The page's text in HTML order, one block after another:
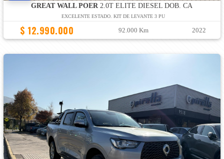
GREAT WALL POER2.0T ELITE DIESEL DOB. CA
EXCELENTE ESTADO. KIT DE LEVANTE 3 PU
$ 12.990.000 92.000 Km 2022